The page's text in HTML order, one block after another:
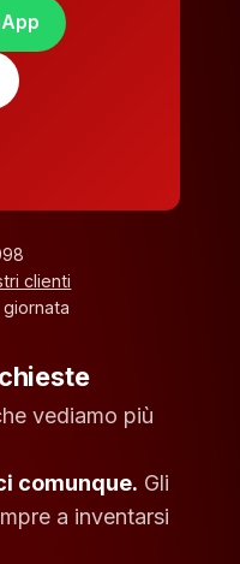
clienti
vediamo più
comunque. Gli
a inventarsi